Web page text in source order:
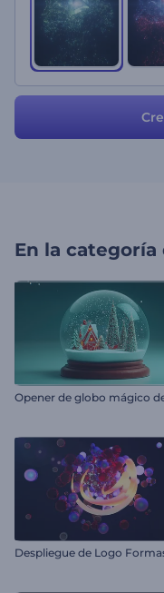
En la categoría